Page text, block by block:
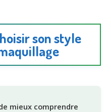
son style
mieux comprendre